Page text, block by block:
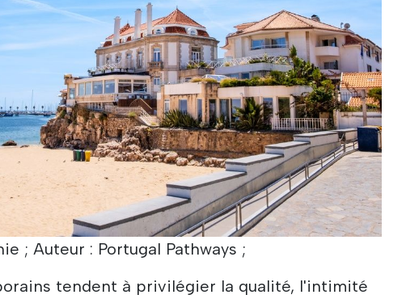
; Auteur : Portugal Pathways ;
tendent à privilégier la qualité, l'intimité